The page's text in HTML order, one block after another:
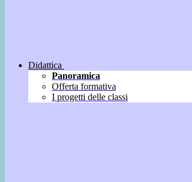
Didattica
Panoramica
Offerta formativa
I progetti delle classi